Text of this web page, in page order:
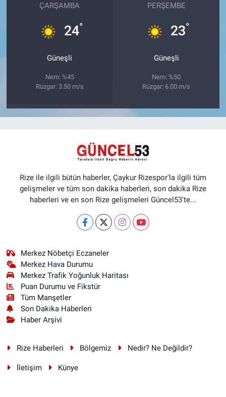
ÇARŞAMBA
24°
Güneşli
Nem: %45
Rüzgar: 3.50 m/s
PERŞEMBE
23°
Güneşli
Nem: %50
Rüzgar: 6.00 m/s
Rize ile ilgili bütün haberler, Çaykur Rizespor'la ilgili tüm
gelişmeler ve tüm son dakika haberleri, son dakika Rize
haberleri ve en son Rize gelişmeleri Güncel53'te...
Merkez Nöbetçi Eczaneler
Merkez Hava Durumu
Merkez Trafik Yoğunluk Haritası
Puan Durumu ve Fikstür
Tüm Manşetler
Son Dakika Haberleri
Haber Arşivi
Rize Haberleri Bölgemiz Nedir? Ne Değildir?
İletişim Künye